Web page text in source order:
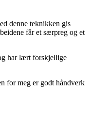
denne teknikken gis
får et særpreg og et
har lært forskjellige
for meg er godt håndverk